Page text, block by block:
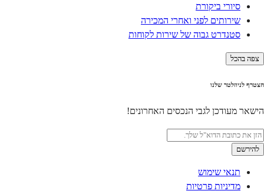
סיורי ביקורת
שירותים לפני ואחרי המכירה
סטנדרט גבוה של שירות לקוחות
צפה בהכל
הצטרף לניוזלטר שלנו
הישאר מעודכן לגבי הנכסים האחרונים!
להירשם
תנאי שימוש
מדיניות פרטיות